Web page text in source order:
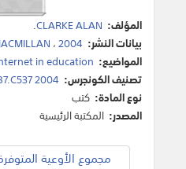
المؤلف: CLARKE ALAN
.
بيانات النشر:
،2004
المواضيع: in education
تصنيف الكونجرس: 2004
نوع المادة: كتب
المصدر: المكتبة الرئيسية
مجموع الأوعية المتوفرة